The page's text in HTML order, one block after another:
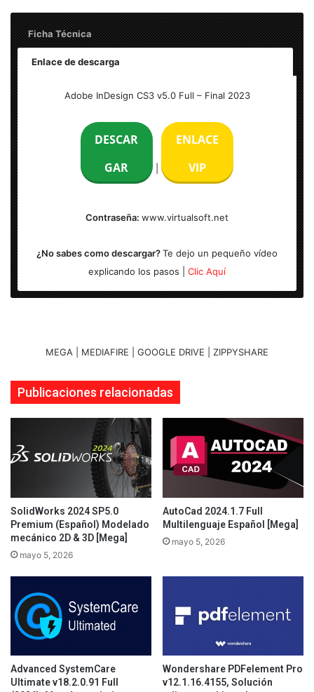
Ficha Técnica
Enlace de descarga
Adobe InDesign CS3 v5.0 Full – Final 2023
DESCAR
GAR
ENLACE
VIP
Contraseña: www.virtualsoft.net
¿No sabes como descargar?Te dejo un pequeño vídeo
explicando los pasos | Clic Aquí
MEGA | MEDIAFIRE | GOOGLE DRIVE | ZIPPYSHARE
Publicaciones relacionadas
SolidWorks 2024 SP5.0
Premium (Español) Modelado
mecánico 2D & 3D [Mega]
mayo 5, 2026
AutoCad 2024.1.7 Full
Multilenguaje Español [Mega]
mayo 5, 2026
Advanced SystemCare
Ultimate v18.2.0.91 Full
Wondershare PDFelement Pro
v12.1.16.4155, Solución